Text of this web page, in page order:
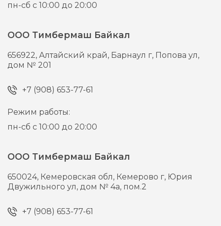
пн-сб с 10:00 до 20:00
ООО Тимбермаш Байкал
656922,Алтайский край, Барнаул г, Попова ул,
дом № 201
+7 (908) 653-77-61
Режим работы:
пн-сб с 10:00 до 20:00
ООО Тимбермаш Байкал
650024, Кемеровская обл, Кемерово г, Юрия
Двужильного ул, дом № 4а, пом.2
+7 (908) 653-77-61